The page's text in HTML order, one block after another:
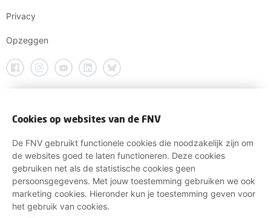
Privacy
Opzeggen
Cookies op websites van de FNV
De FNV gebruikt functionele cookies die noodzakelijk zijn om
de websites goed te laten functioneren. Deze cookies
gebruiken net als de statistische cookies geen
persoonsgegevens. Met jouw toestemming gebruiken we ook
marketing cookies. Hieronder kun je toestemming geven voor
het gebruik van cookies.